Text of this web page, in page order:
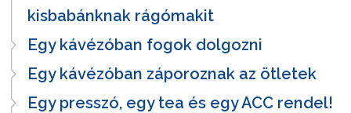
kisbabánknak rágómakit
Egy kávézóban fogok dolgozni
Egy kávézóban záporoznak az ötletek
Egy presszó, egy tea és egy ACC rendel!